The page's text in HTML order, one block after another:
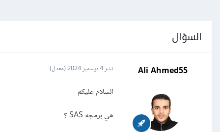
السؤال
Ali Ahmed55 نشر4 ديسمبر 2024 (معدل)
السلام عليكم
هي برمجه SAS ؟